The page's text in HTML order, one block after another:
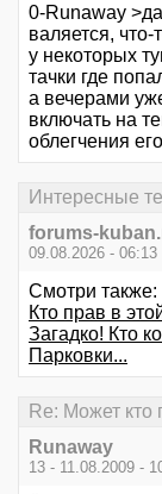
0-Runaway
валяется, что-
у некоторых
тачки где
а вечерами
включать на
облегчения
Интересные
forums-
09.08.2026 - 06:13
Смотри также:
Кто прав в
Загадко! Кто
Парковки...
Re: Может кто
Runaway
13 - 11.08.2009 -